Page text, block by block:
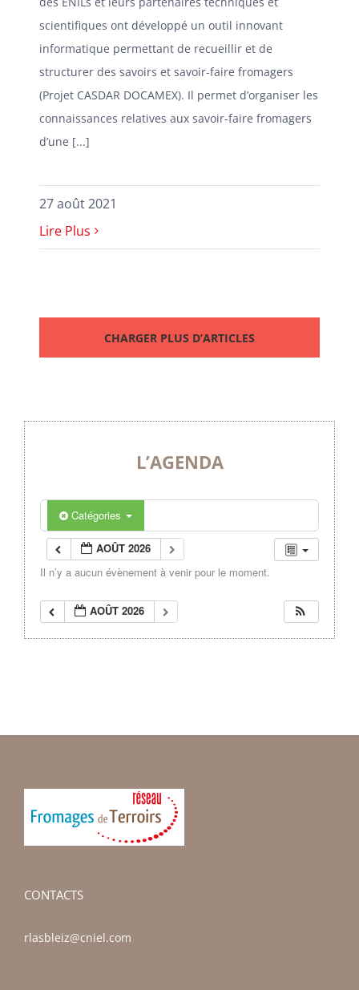
scientifiques ont développé un outil innovant
informatique permettant de recueillir et de
structurer des savoirs et savoir-faire fromagers
(Projet CASDAR DOCAMEX). Il permet d’organiser les
connaissances relatives aux savoir-faire fromagers
d’une [...]
27 août 2021
Lire Plus
CHARGER PLUS D’ARTICLES
L’AGENDA
Catégories
AOÛT 2026
Il n’y a aucun évènement à venir pour le moment.
AOÛT 2026
CONTACTS
rlasbleiz@cniel.com